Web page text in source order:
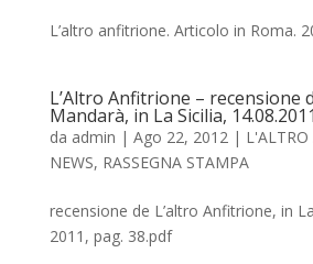
L’altro anfitrione. Articolo in Roma.
L’Altro Anfitrione – recensione
Mandarà, in La Sicilia, 14.08.2011
da admin | Ago 22, 2012|
NEWS, RASSEGNA STAMPA
recensione de L’altro Anfitrione, in
2011, pag. 38.pdf